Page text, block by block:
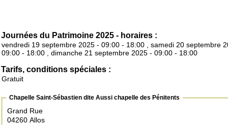
Journées du Patrimoine 2025 - horaires :
vendredi 19 septembre 2025 - 09:00 - 18:00 , samedi 20 septembre
09:00 - 18:00 , dimanche 21 septembre 2025 - 09:00 - 18:00
Tarifs, conditions spéciales :
Gratuit
Chapelle Saint-Sébastien dite Aussi chapelle des Pénitents
Grand Rue
04260 Allos